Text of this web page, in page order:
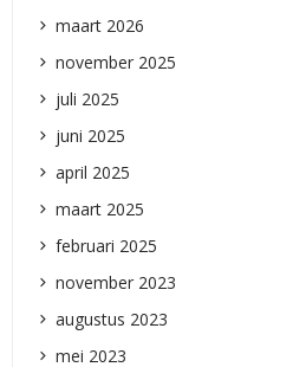
maart 2026
november 2025
juli 2025
juni 2025
april 2025
maart 2025
februari 2025
november 2023
augustus 2023
mei 2023